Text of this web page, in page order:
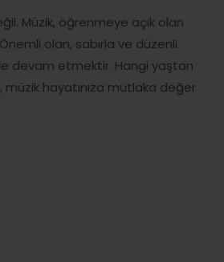
Müzik, öğrenmeye açık olan
olan, sabırla ve düzenli
devam etmektir. Hangi yaştan
müzik hayatınıza mutlaka değer